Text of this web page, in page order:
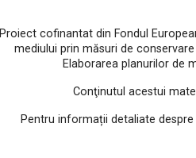
Proiect cofinantat din Fondul
mediului prin măsuri de
Elaborarea planurilor de
Conţinutul acestui
Pentru informații detaliate